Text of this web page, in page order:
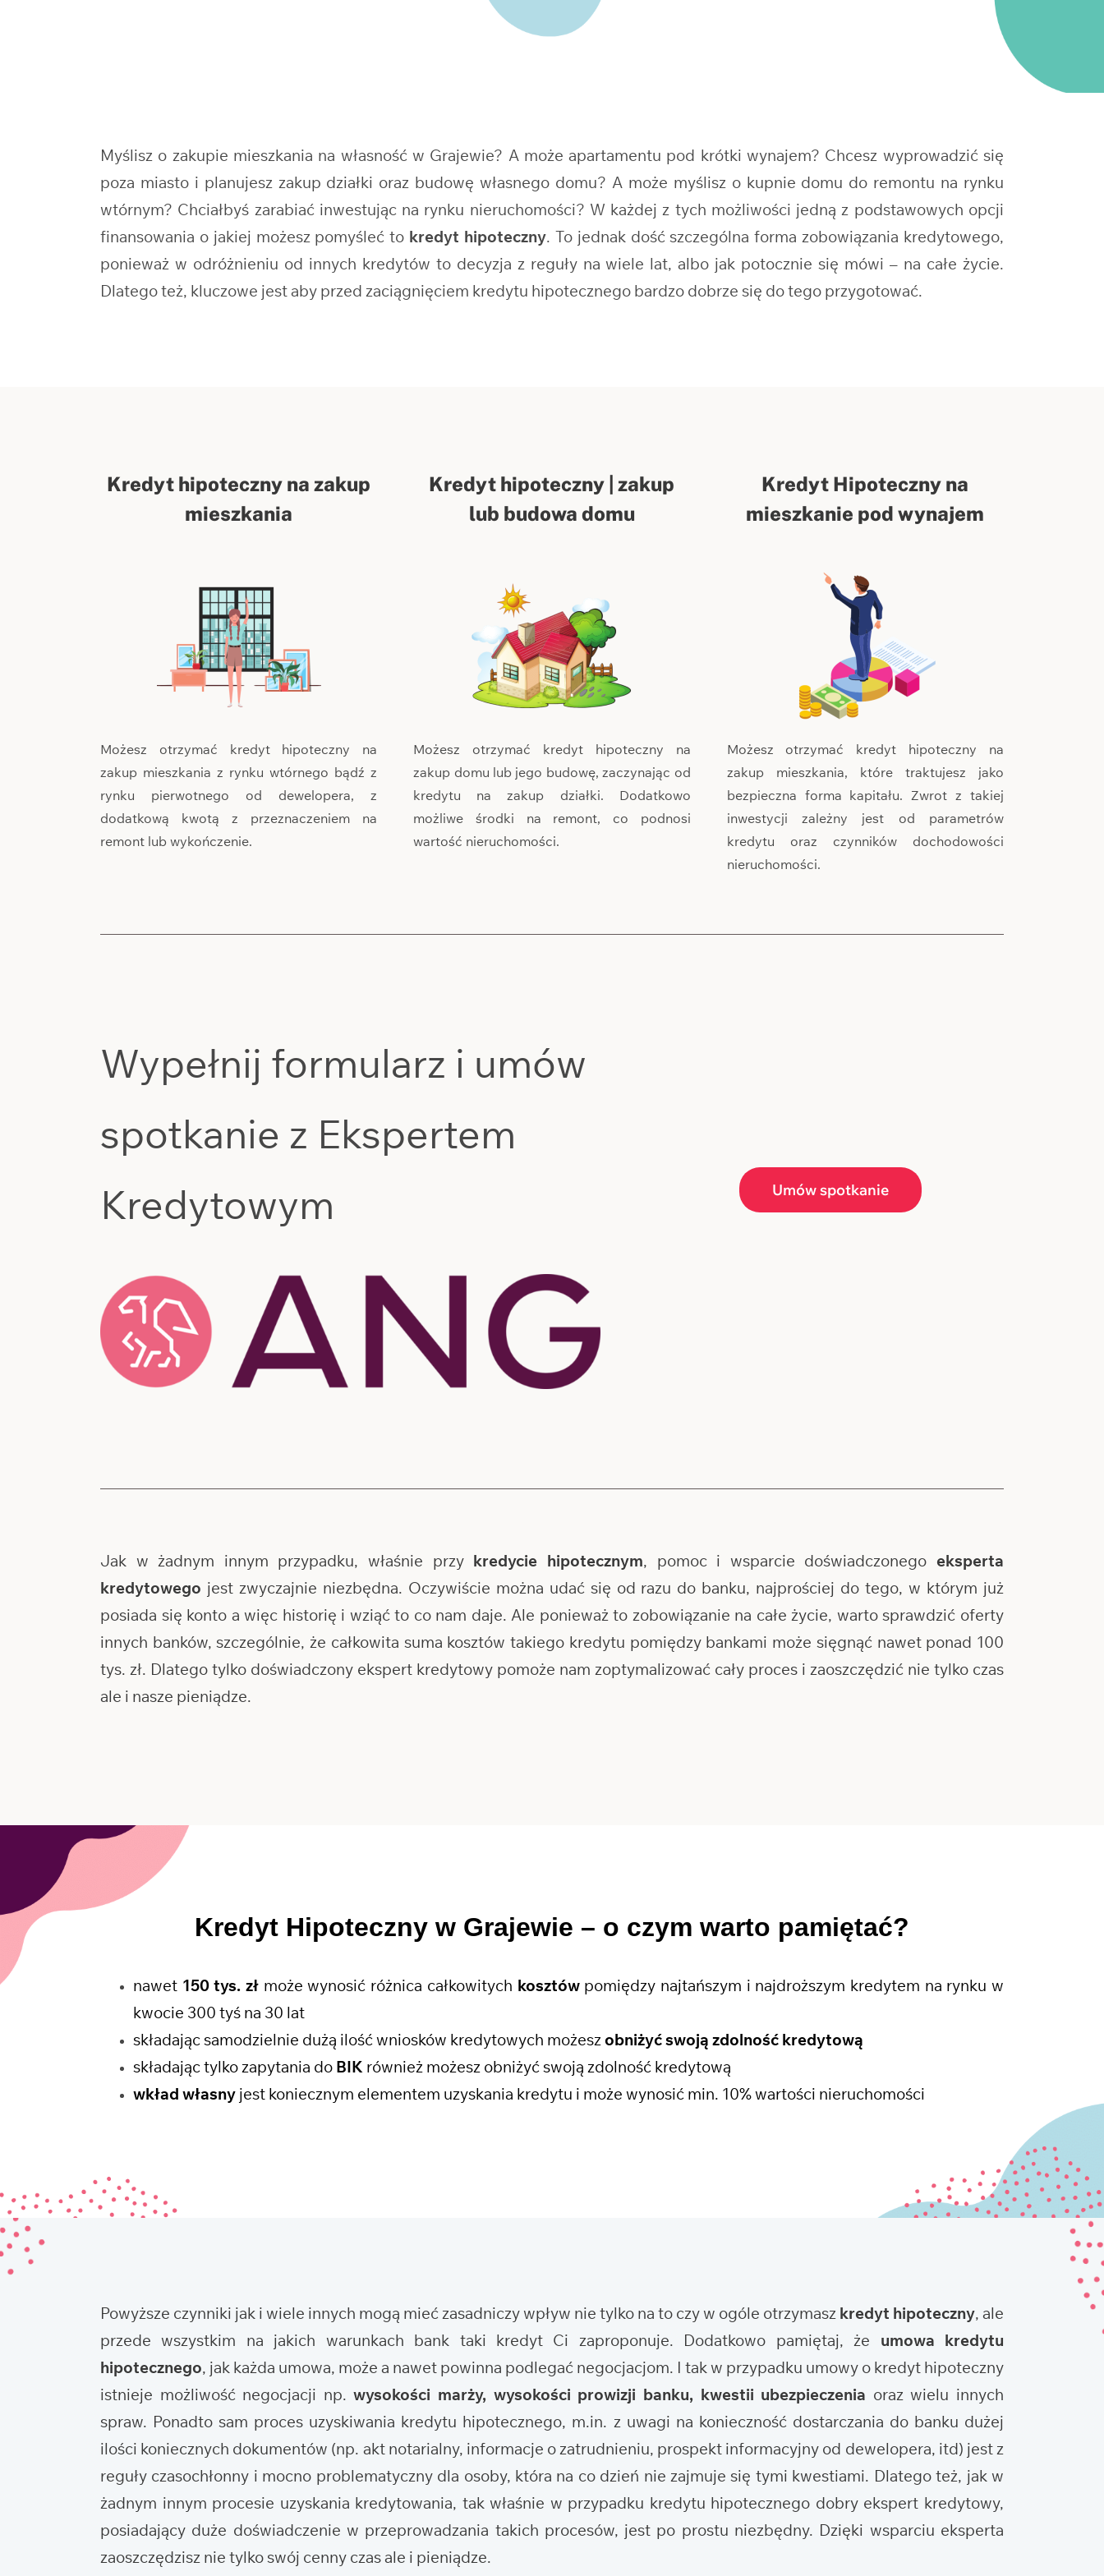
Myślisz o zakupie mieszkania na własność w Grajewie? A może apartamentu pod krótki wynajem? Chcesz wyprowadzić się
poza miasto i planujesz zakup działki oraz budowę własnego domu? A może myślisz o kupnie domu do remontu na rynku
wtórnym? Chciałbyś zarabiać inwestując na rynku nieruchomości? W każdej z tych możliwości jedną z podstawowych opcji
finansowania o jakiej możesz pomyśleć to kredyt hipoteczny. To jednak dość szczególna forma zobowiązania kredytowego,
ponieważ w odróżnieniu od innych kredytów to decyzja z reguły na wiele lat, albo jak potocznie się mówi – na całe życie.
Dlatego też, kluczowe jest aby przed zaciągnięciem kredytu hipotecznego bardzo dobrze się do tego przygotować.
Kredyt hipoteczny na zakup
mieszkania
Możesz otrzymać kredyt hipoteczny na
zakup mieszkania z rynku wtórnego bądź z
rynku pierwotnego od dewelopera, z
dodatkową kwotą z przeznaczeniem na
remont lub wykończenie.
Kredyt hipoteczny | zakup
lub budowa domu
Możesz otrzymać kredyt hipoteczny na
zakup domu lub jego budowę, zaczynając od
kredytu na zakup działki. Dodatkowo
możliwe środki na remont, co podnosi
wartość nieruchomości.
Kredyt Hipoteczny na
mieszkanie pod wynajem
Możesz otrzymać kredyt hipoteczny na
zakup mieszkania, które traktujesz jako
bezpieczna forma kapitału. Zwrot z takiej
inwestycji zależny jest od parametrów
kredytu oraz czynników dochodowości
nieruchomości.
Wypełnij formularz i umów
spotkanie z Ekspertem
Kredytowym
Umów spotkanie
Jak w żadnym innym przypadku, właśnie przy kredycie hipotecznym, pomoc i wsparcie doświadczonego eksperta
kredytowego jest zwyczajnie niezbędna. Oczywiście można udać się od razu do banku, najprościej do tego, w którym już
posiada się konto a więc historię i wziąć to co nam daje. Ale ponieważ to zobowiązanie na całe życie, warto sprawdzić oferty
innych banków, szczególnie, że całkowita suma kosztów takiego kredytu pomiędzy bankami może sięgnąć nawet ponad 100
tys. zł. Dlatego tylko doświadczony ekspert kredytowy pomoże nam zoptymalizować cały proces i zaoszczędzić nie tylko czas
ale i nasze pieniądze.
Kredyt Hipoteczny w Grajewie – o czym warto pamiętać?
nawet 150 tys. zł może wynosić różnica całkowitych kosztówpomiędzy najtańszym i najdroższym kredytem na rynku w
kwocie 300 tyś na 30 lat
składając samodzielnie dużą ilość wniosków kredytowych możesz obniżyć swoją zdolność kredytową
składając tylko zapytania do BIK również możesz obniżyć swoją zdolność kredytową
wkład własny jest koniecznym elementem uzyskania kredytu i może wynosić min. 10% wartości nieruchomości
Powyższe czynniki jak i wiele innych mogą mieć zasadniczy wpływ nie tylko na to czy w ogóle otrzymasz kredyt hipoteczny, ale
przede wszystkim na jakich warunkach bank taki kredyt Ci zaproponuje. Dodatkowo pamiętaj, że umowa kredytu
hipotecznego, jak każda umowa, może a nawet powinna podlegać negocjacjom. I tak w przypadku umowy o kredyt hipoteczny
istnieje możliwość negocjacji np.wysokości marży, wysokości prowizji banku, kwestii ubezpieczenia oraz wielu innych
spraw. Ponadto sam proces uzyskiwania kredytu hipotecznego, m.in. z uwagi na konieczność dostarczania do banku dużej
ilości koniecznych dokumentów (np. akt notarialny, informacje o zatrudnieniu, prospekt informacyjny od dewelopera, itd) jest z
reguły czasochłonny i mocno problematyczny dla osoby, która na co dzień nie zajmuje się tymi kwestiami. Dlatego też, jak w
żadnym innym procesie uzyskania kredytowania, tak właśnie w przypadku kredytu hipotecznego dobry ekspert kredytowy,
posiadający duże doświadczenie w przeprowadzania takich procesów, jest po prostu niezbędny. Dzięki wsparciu eksperta
zaoszczędzisz nie tylko swój cenny czas ale i pieniądze.